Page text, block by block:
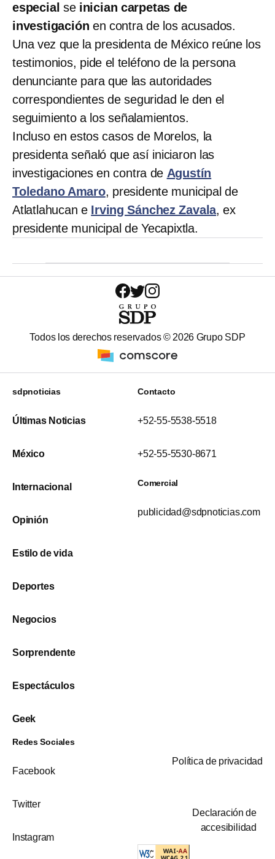
especial se inician carpetas de
investigación en contra de los acusados.
Una vez que la presidenta de México reúne los
testimonios, pide el teléfono de la persona
denunciante para que las autoridades
correspondientes de seguridad le den el
seguimiento a los señalamientos.
Incluso en estos casos de Morelos, la
presidenta señaló que así iniciaron las
investigaciones en contra de Agustín
Toledano Amaro, presidente municipal de
Atlatlahucan e Irving Sánchez Zavala, ex
presidente municipal de Yecapixtla.
Todos los derechos reservados © 2026 Grupo SDP
sdpnoticias
Últimas Noticias
México
Internacional
Opinión
Estilo de vida
Deportes
Negocios
Sorprendente
Espectáculos
Geek
Contacto
+52-55-5538-5518
+52-55-5530-8671
Comercial
publicidad@sdpnoticias.com
Redes Sociales
Facebook
Twitter
Instagram
Política de privacidad
Declaración de
accesibilidad